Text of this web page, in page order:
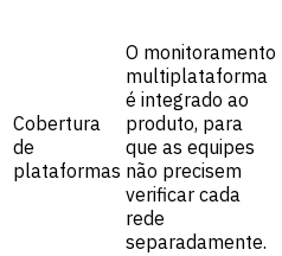
Cobertura
de
plataformas
O monitoramento
multiplataforma
é integrado ao
produto, para
que as equipes
não precisem
verificar cada
rede
separadamente.